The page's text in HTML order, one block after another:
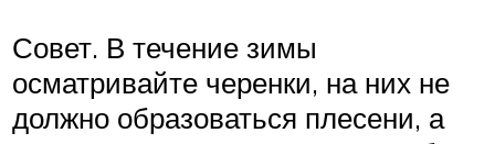
Совет. В течение зимы
осматривайте черенки, на них не
должно образоваться плесени, а